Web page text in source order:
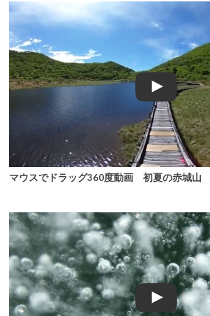
マウスでドラッグ360度動画 初夏の赤城山